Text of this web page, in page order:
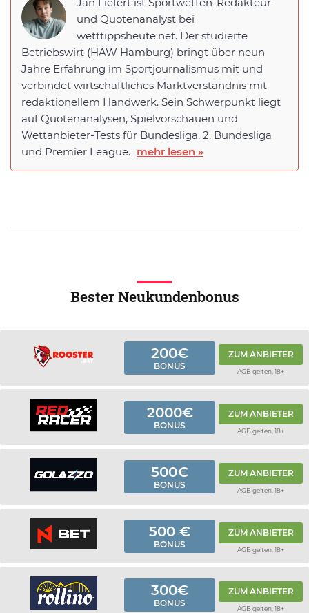
und Quotenanalyst bei
wetttippsheute.net. Der studierte
Betriebswirt (HAW Hamburg) bringt über neun
Jahre Erfahrung im Sportjournalismus mit und
verbindet wirtschaftliches Marktverständnis mit
redaktionellem Handwerk. Sein Schwerpunkt liegt
auf Quotenanalysen, Spielvorschauen und
Wettanbieter-Tests für Bundesliga, 2. Bundesliga
und Premier League. mehr lesen »
Bester Neukundenbonus
200€
BONUS
ZUM ANBIETER
AGB gelten, 18+
2000€
BONUS
ZUM ANBIETER
AGB gelten, 18+
500€
BONUS
ZUM ANBIETER
AGB gelten, 18+
500 €
BONUS
ZUM ANBIETER
AGB gelten, 18+
300€
BONUS
ZUM ANBIETER
AGB gelten, 18+